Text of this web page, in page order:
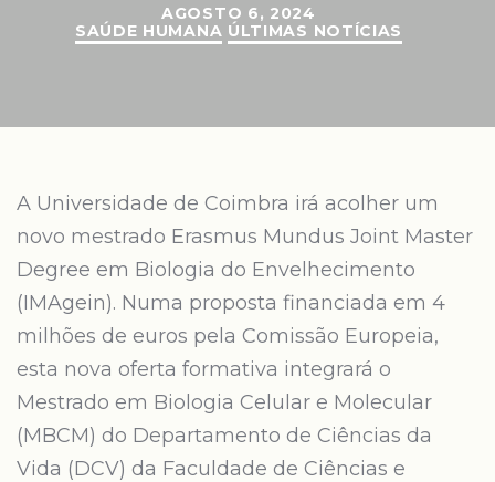
AGOSTO 6, 2024
SAÚDE HUMANA ÚLTIMAS NOTÍCIAS
A Universidade de Coimbra irá acolher um
novo mestrado Erasmus Mundus Joint Master
Degree em Biologia do Envelhecimento
(IMAgein). Numa proposta financiada em 4
milhões de euros pela Comissão Europeia,
esta nova oferta formativa integrará o
Mestrado em Biologia Celular e Molecular
(MBCM) do Departamento de Ciências da
Vida (DCV) da Faculdade de Ciências e